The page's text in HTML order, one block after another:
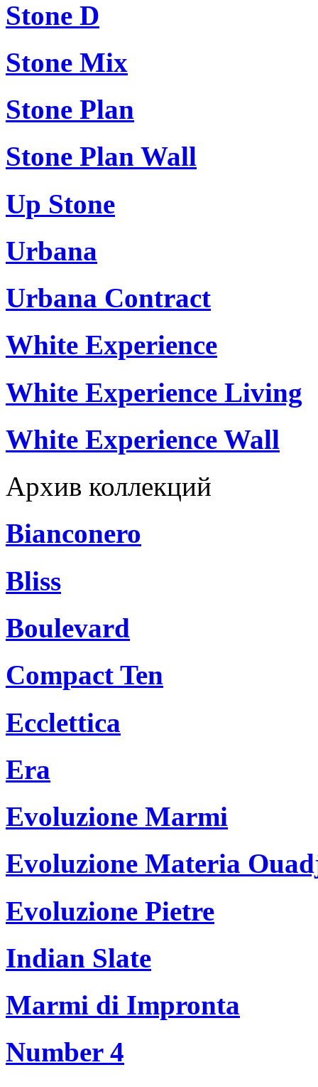
Stone D
Stone Mix
Stone Plan
Stone Plan Wall
Up Stone
Urbana
Urbana Contract
White Experience
White Experience Living
White Experience Wall
Архив коллекций
Bianconero
Bliss
Boulevard
Compact Ten
Ecclettica
Era
Evoluzione Marmi
Evoluzione Materia
Evoluzione Pietre
Indian Slate
Marmi di Impronta
Number 4